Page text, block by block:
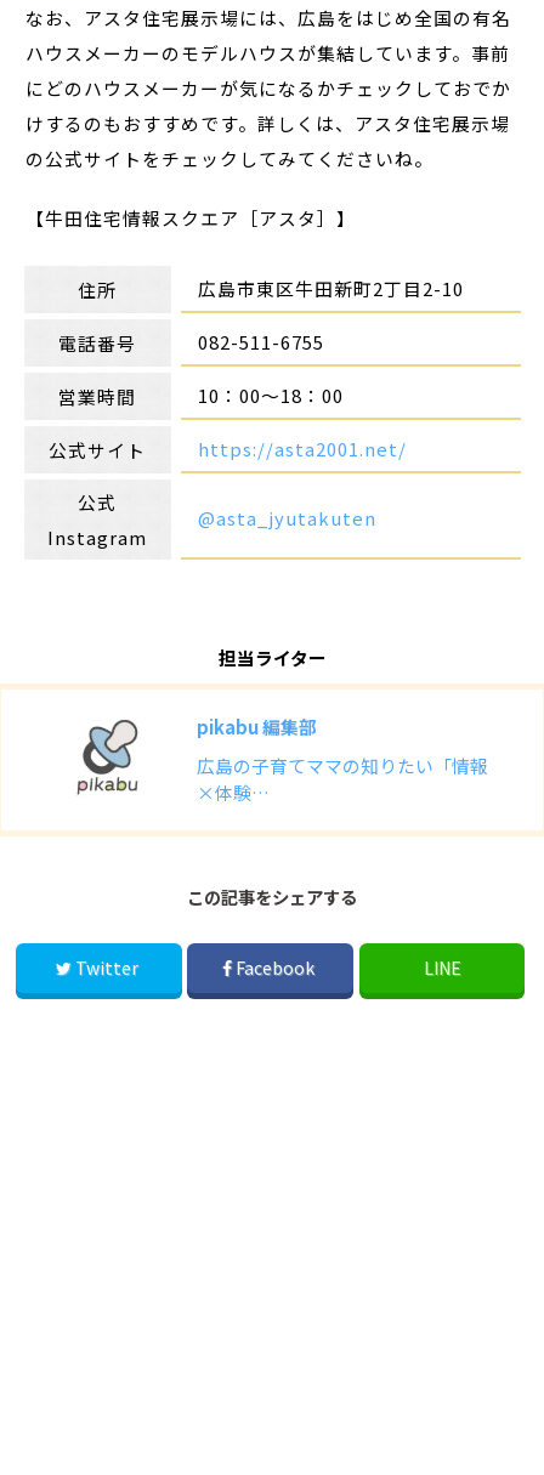
なお、アスタ住宅展示場には、広島をはじめ全国の有名
ハウスメーカーのモデルハウスが集結しています。事前
にどのハウスメーカーが気になるかチェックしておでか
けするのもおすすめです。詳しくは、アスタ住宅展示場
の公式サイトをチェックしてみてくださいね。
【牛田住宅情報スクエア［アスタ］】
住所 広島市東区牛田新町2丁目2-10
電話番号 082-511-6755
営業時間 10：00～18：00
公式サイト https://asta2001.net/
公式
Instagram
@asta_jyutakuten
担当ライター
pikabu 編集部
広島の子育てママの知りたい「情報
×体験…
この記事をシェアする
Twitter Facebook LINE